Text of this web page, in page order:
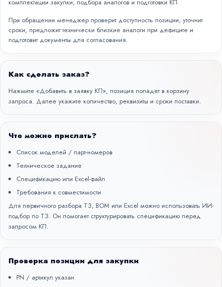
комплектации закупки, подбора аналогов и подготовки КП.
При обращении менеджер проверит доступность позиции, уточнит
сроки, предложит технически близкие аналоги при дефиците и
подготовит документы для согласования.
Как сделать заказ?
Нажмите «Добавить в заявку КП», позиция попадет в корзину
запроса. Далее укажите количество, реквизиты и сроки поставки.
Что можно прислать?
Список моделей / парт-номеров
Техническое задание
Спецификацию или Excel-файл
Требования к совместимости
Для первичного разбора ТЗ, BOM или Excel можно использовать ИИ-
подбор по ТЗ. Он помогает структурировать спецификацию перед
запросом КП.
Проверка позиции для закупки
PN / артикул указан